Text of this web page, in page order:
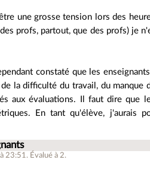
une grosse tension lors des
profs, partout, que des profs) je
constaté que les
la difficulté du travail, du
aux évaluations. Il faut dire que
En tant qu'élève, j'aurais
23:51 . Évalué à 2.